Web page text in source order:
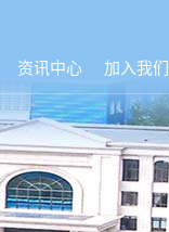
资讯中心
集团新闻
业内信息
媒体新闻
加入我们